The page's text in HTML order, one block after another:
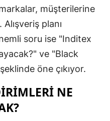
müşterilerine
planı
soru ise "Inditex
ve "Black
öne çıkıyor.
NE